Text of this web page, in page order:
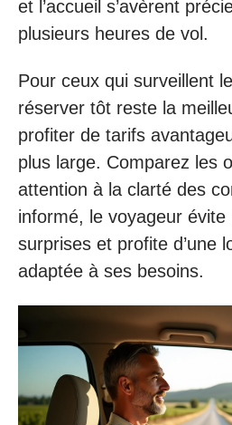
et l’accueil s’avèrent
plusieurs heures de vol.
Pour ceux qui surveillent
réserver tôt reste la
profiter de tarifs
plus large. Comparez les
attention à la clarté des
informé, le voyageur évite
surprises et profite d’une
adaptée à ses besoins.